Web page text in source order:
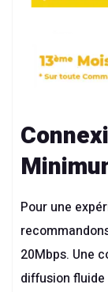
Pour une
20Mbps. Une
diffusion fluide